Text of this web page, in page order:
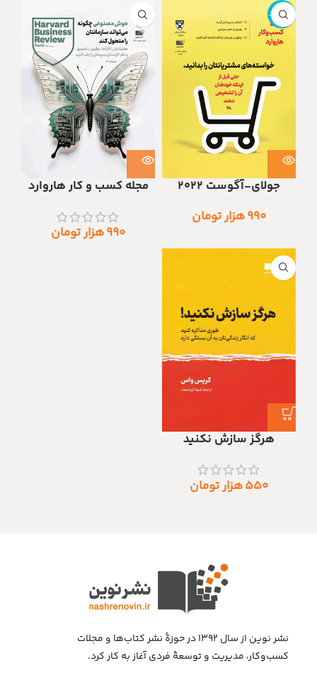
ناموجود
جولای-آگوست 2022
۹۹۰هزار تومان
مجله کسب و کار هاروارد
۹۹۰هزار تومان
هرگز سازش نکنید
۵۵۰هزار تومان
نشر نوین از سال ۱۳۹۲ در حوزهٔ نشر کتاب‌ها و مجلات
کسب‌وکار، مدیریت و توسعهٔ فردی آغاز به کار کرد.